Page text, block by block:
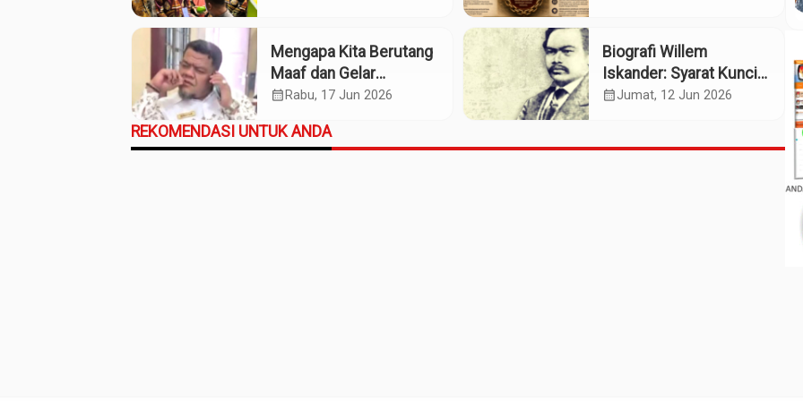
Mengapa Kita Berutang
Maaf dan Gelar
Pahlawan pada Sosok
calendar_month Rabu, 17 Jun 2026
Biografi Willem
Iskander: Syarat Kunci
Pengusulan Pahlawan
calendar_monthJumat, 12 Jun 2026
REKOMENDASI UNTUK ANDA